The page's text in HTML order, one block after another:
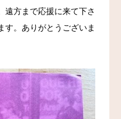
遠方まで応援に来て下さ
す。ありがとうございま